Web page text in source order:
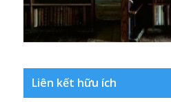
Liên kết hữu ích